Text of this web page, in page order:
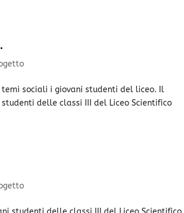
temi sociali i giovani studenti del liceo. Il
delle classi III del Liceo Scientifico